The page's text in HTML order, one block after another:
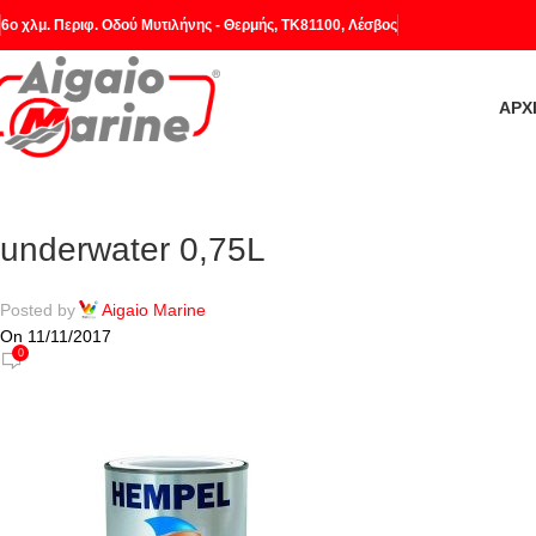
6o χλμ. Περιφ. Οδού Μυτιλήνης - Θερμής, ΤΚ81100, Λέσβος
underwater 0,75L
Posted by
Aigaio Marine
On 11/11/2017
0